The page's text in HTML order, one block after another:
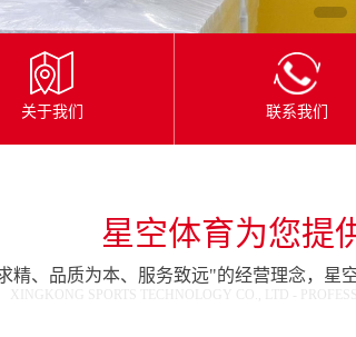
关于我们 联系我们
星空体育为您提
精、品质为本、服务致远"的经营理念，星
XINGKONG SPORTS TECHNOLOGY CO., LTD -